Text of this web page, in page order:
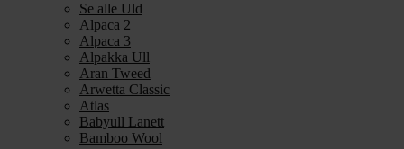
Se alle Uld
Alpaca 2
Alpaca 3
Alpakka Ull
Aran Tweed
Arwetta Classic
Atlas
Babyull Lanett
Bamboo Wool